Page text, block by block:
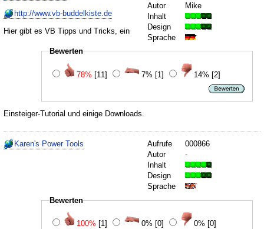
Autor
Mike
Inhalt
Design
Sprache
Bewerten
78% [11] 7% [1] 14% [2]
http://www.vb-buddelkiste.de
Hier gibt es VB Tipps und Tricks, ein
Einsteiger-Tutorial und einige Downloads.
Aufrufe
000866
Autor
-
Inhalt
Design
Sprache
Bewerten
100% [1] 0% [0] 0% [0]
Karen's Power Tools